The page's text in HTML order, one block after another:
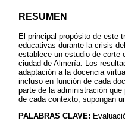
RESUMEN
El principal propósito de este
educativas durante la crisis
establece un estudio de corte
ciudad de Almería. Los
adaptación a la docencia
incluso en función de cada
parte de la administración
de cada contexto, supongan
PALABRAS CLAVE: